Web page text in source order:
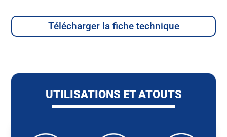
Télécharger la fiche technique
UTILISATIONS ET ATOUTS